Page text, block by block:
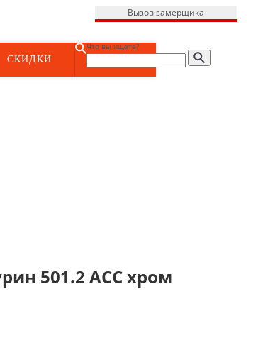
Вызов замерщика
СКИДКИ
Что вы ищете?
501.2 АСС хром